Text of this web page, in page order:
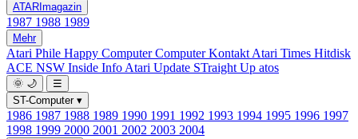
ATARImagazin
1987 1988 1989
Mehr
Atari Phile Happy ComputerComputer Kontakt Atari Times Hitdisk
ACE NSW Inside Info Atari Update STraight Up atos
🌞 🌙
☰
ST-Computer ▾
1986 1987 1988 1989 1990 1991 1992 1993 1994 1995 1996 1997
1998 1999 2000 2001 2002 2003 2004